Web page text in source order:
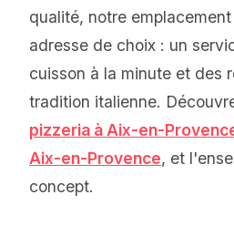
qualité, notre
adresse de choix : un
cuisson à la minute et des
tradition italienne.
pizzeria à Aix-en-
Aix-en-Provence, et
concept.